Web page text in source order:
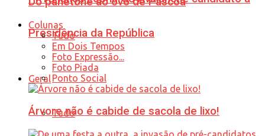
Presidência da República
Geral
Tudo
Colunas
Tudo
Em Dois Tempos
Foto Expressão...
Foto Piada
Ponto Social
Árvore não é cabide de sacola de lixo!